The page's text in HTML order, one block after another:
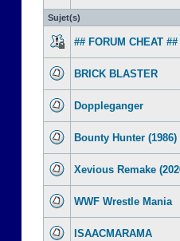
Sujet(s)
## FORUM CHEAT ##
BRICK BLASTER
Doppleganger
Bounty Hunter (1986)
Xevious Remake
WWF Wrestle Mania
ISAACMARAMA